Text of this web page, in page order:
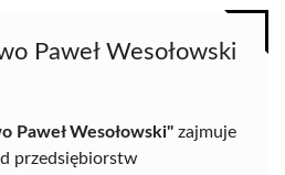
Paweł Wesołowski
Paweł Wesołowski" zajmuje
przedsiębiorstw